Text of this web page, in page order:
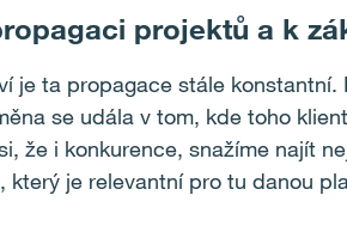
projektů a k
je ta propagace stále
se udála v tom, kde toho
že i konkurence, snažíme najít
je relevantní pro tu danou